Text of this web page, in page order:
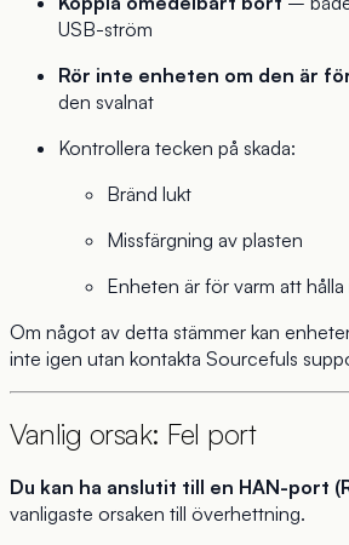
USB-ström
Rör inte enheten om den är
den svalnat
Kontrollera tecken på skada:
Bränd lukt
Missfärgning av plasten
Enheten är för varm att
Om något av detta stämmer kan
inte igen utan kontakta Sourcefuls
Vanlig orsak: Fel port
Du kan ha anslutit till en HAN-port
vanligaste orsaken till överhettning.